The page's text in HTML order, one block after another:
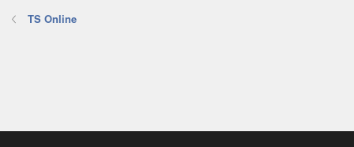
TS Online